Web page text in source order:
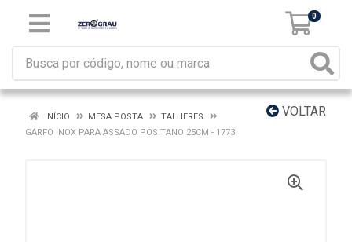
0
VOLTAR
INÍCIO MESA POSTA
TALHERES
GARFO INOX PARA ASSADO POSITANO 25CM - 1773